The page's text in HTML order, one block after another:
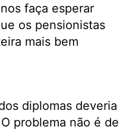
faça esperar
os pensionistas
mais bem
diplomas deveria
problema não é de